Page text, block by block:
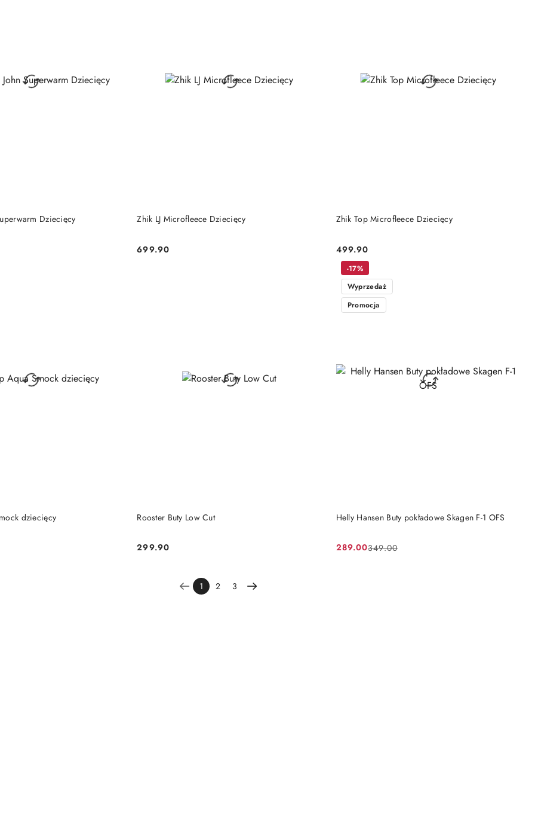
Dziecięcy
DO KOSZYKA Zhik LJ Microfleece Dziecięcy
Cena:
699.90
DO KOSZYKA Zhik Top Microfleece Dziecięcy
Cena:
499.90
DO KOSZYKA
dziecięcy
DO KOSZYKA Rooster Buty Low Cut
Cena:
299.90
Helly Hansen Buty pokładowe Skagen F-1 OFS
Cena
289.00
Cena
349.00
-17%
Wyprzedaż
Promocja
DO KOSZYKA
1 2 3